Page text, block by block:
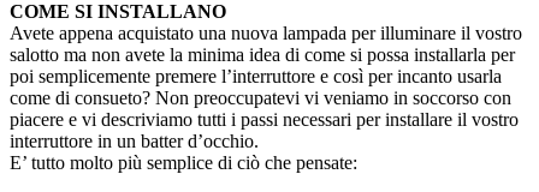
COME SI INSTALLANO
Avete appena acquistato una nuova lampada per illuminare il vostro
salotto ma non avete la minima idea di come si possa installarla per
poi semplicemente premere l’interruttore e così per incanto usarla
come di consueto? Non preoccupatevi vi veniamo in soccorso con
piacere e vi descriviamo tutti i passi necessari per installare il vostro
interruttore in un batter d’occhio.
E’ tutto molto più semplice di ciò che pensate: